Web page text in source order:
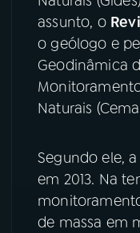
YouTube
Instagram
TikTok
assunto, o
o geólogo e
Geodinâmica
Naturais
Segundo ele,
em 2013. Na
de massa em